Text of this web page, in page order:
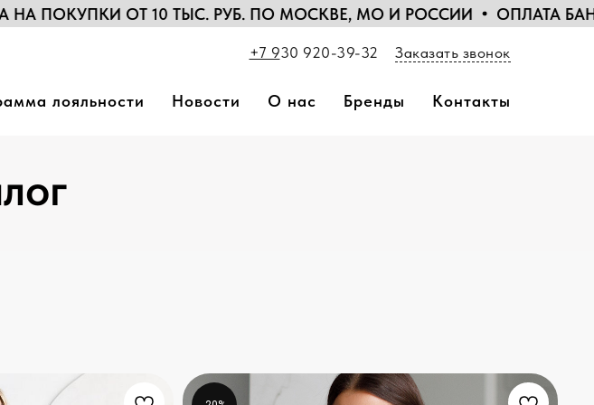
ТЫС. РУБ. ПО МОСКВЕ, МО И РОССИИ ОПЛАТА БАНКОВСКИМИ
+7 930 920-39-32 Заказать звонок
лояльности Новости О нас Бренды Контакты